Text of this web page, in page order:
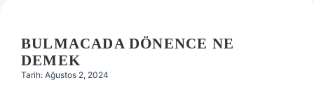
BULMACADA DÖNENCE NE
DEMEK
Tarih: Ağustos 2, 2024